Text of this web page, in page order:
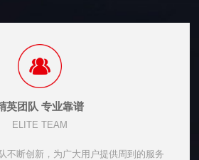
英团队 专业靠谱
ELITE TEAM
不断创新，为广大用户提供周到的服务